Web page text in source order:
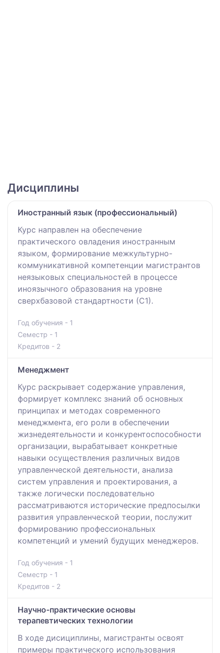
Дисциплины
Иностранный язык (профессиональный)
Курс направлен на обеспечение
практического овладения иностранным
языком, формирование межкультурно-
коммуникативной компетенции магистрантов
неязыковых специальностей в процессе
иноязычного образования на уровне
сверхбазовой стандартности (С1).
Год обучения - 1
Семестр - 1
Кредитов - 2
Менеджмент
Курс раскрывает содержание управления,
формирует комплекс знаний об основных
принципах и методах современного
менеджмента, его роли в обеспечении
жизнедеятельности и конкурентоспособности
организации, вырабатывает конкретные
навыки осуществления различных видов
управленческой деятельности, анализа
систем управления и проектирования, а
также логически последовательно
рассматриваются исторические предпосылки
развития управленческой теории, послужит
формированию профессиональных
компетенций и умений будущих менеджеров.
Год обучения - 1
Семестр - 1
Кредитов - 2
Научно-практические основы
терапевтических технологии
В ходе дисициплины, магистранты освоят
примеры практического использования